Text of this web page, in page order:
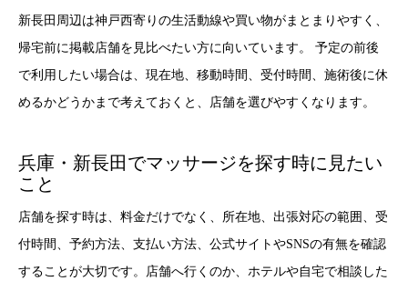
新長田周辺は神戸西寄りの生活動線や買い物がまとまりやすく、
帰宅前に掲載店舗を見比べたい方に向いています。 予定の前後
で利用したい場合は、現在地、移動時間、受付時間、施術後に休
めるかどうかまで考えておくと、店舗を選びやすくなります。
兵庫・新長田でマッサージを探す時に見たい
こと
店舗を探す時は、料金だけでなく、所在地、出張対応の範囲、受
付時間、予約方法、支払い方法、公式サイトやSNSの有無を確認
することが大切です。店舗へ行くのか、ホテルや自宅で相談した